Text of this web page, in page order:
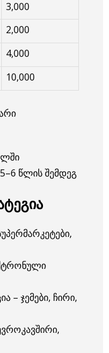
3,000
2,000
4,000
10,000
წლის შემდეგ
– ჯემები, ჩირი,